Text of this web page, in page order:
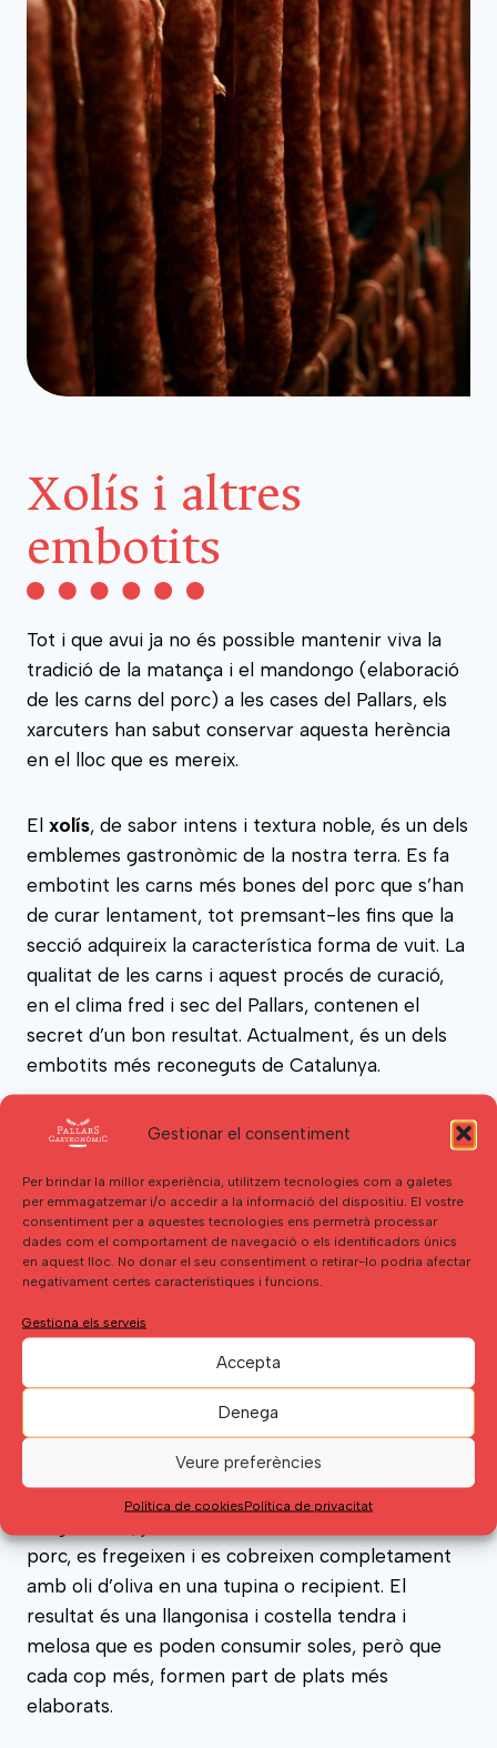
Gestionar el consentiment
Per brindar la millor experiència, utilitzem tecnologies com a galetes
per emmagatzemar i/o accedir a la informació del dispositiu. El vostre
consentiment per a aquestes tecnologies ens permetrà processar
dades com el comportament de navegació o els identificadors únics
en aquest lloc. No donar el seu consentiment o retirar-lo podria afectar
negativament certes característiques i funcions.
Gestiona els serveis
Accepta
Denega
Veure preferències
Política de cookiesPolítica de privacitat
Xolís i altres
embotits
Tot i que avui ja no és possible mantenir viva la
tradició de la matança i el mandongo (elaboració
de les carns del porc) a les cases del Pallars, els
xarcuters han sabut conservar aquesta herència
en el lloc que es mereix.
El xolís, de sabor intens i textura noble, és un dels
emblemes gastronòmic de la nostra terra. Es fa
embotint les carns més bones del porc que s’han
de curar lentament, tot premsant-les fins que la
secció adquireix la característica forma de vuit. La
qualitat de les carns i aquest procés de curació,
en el clima fred i sec del Pallars, contenen el
secret d’un bon resultat. Actualment, és un dels
embotits més reconeguts de Catalunya.
Altres embotits tradicionals completen aquest
prim de maduració més curta, és ideal per picar i
compartir. El bull de llengua, molt apreciat perquè
només se’n podia fer un per matança, utilitza la
carn de la llengua junt amb altres carns magres i
, coneguda fora del Pallars com a
botifarra, és l’embotit de referència que es menja
en fresc. Per allargar-ne la conservació, al Pallars
era habitual conservar-les en oli per fer-ne
. S’assaonen amb sal i pebre les
porc, es fregeixen i es cobreixen completament
amb oli d’oliva en una tupina o recipient. El
resultat és una llangonisa i costella tendra i
melosa que es poden consumir soles, però que
cada cop més, formen part de plats més
elaborats.